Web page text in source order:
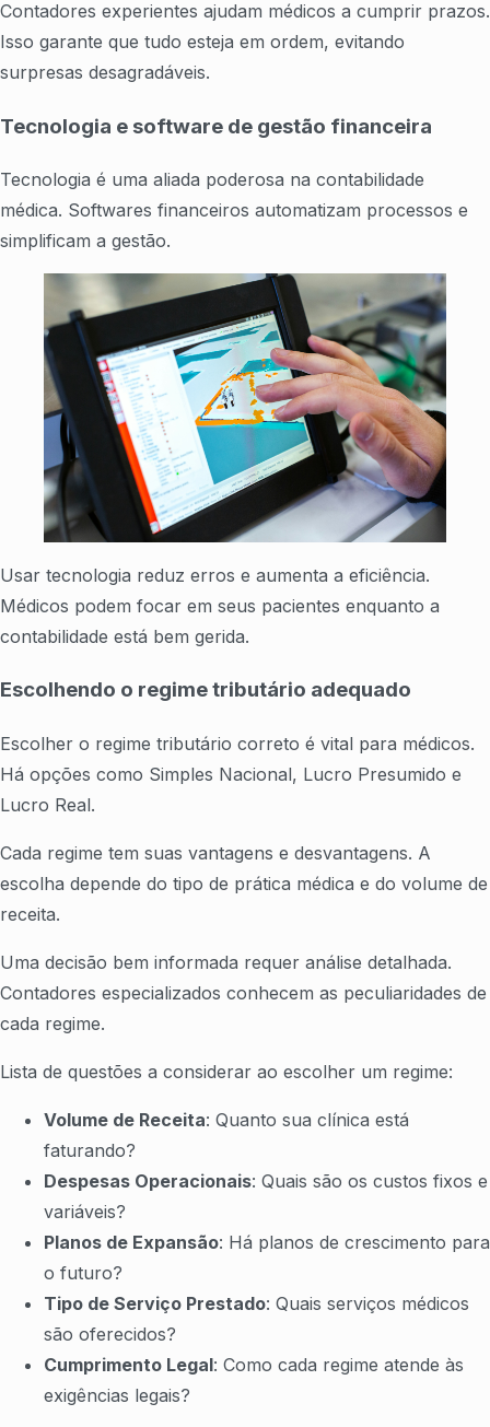
Contadores experientes ajudam médicos a cumprir prazos.
Isso garante que tudo esteja em ordem, evitando
surpresas desagradáveis.
Tecnologia e software de gestão financeira
Tecnologia é uma aliada poderosa na contabilidade
médica. Softwares financeiros automatizam processos e
simplificam a gestão.
Usar tecnologia reduz erros e aumenta a eficiência.
Médicos podem focar em seus pacientes enquanto a
contabilidade está bem gerida.
Escolhendo o regime tributário adequado
Escolher o regime tributário correto é vital para médicos.
Há opções como Simples Nacional, Lucro Presumido e
Lucro Real.
Cada regime tem suas vantagens e desvantagens. A
escolha depende do tipo de prática médica e do volume de
receita.
Uma decisão bem informada requer análise detalhada.
Contadores especializados conhecem as peculiaridades de
cada regime.
Lista de questões a considerar ao escolher um regime:
Volume de Receita: Quanto sua clínica está
faturando?
Despesas Operacionais: Quais são os custos fixos e
variáveis?
Planos de Expansão: Há planos de crescimento para
o futuro?
Tipo de Serviço Prestado: Quais serviços médicos
são oferecidos?
Cumprimento Legal: Como cada regime atende às
exigências legais?